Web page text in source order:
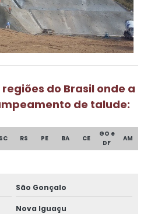
do Brasil onde a
de talude:
SC RS PE BA CE
GO e
DF
AM
São Gonçalo
Nova Iguaçu